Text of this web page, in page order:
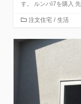
す。 ルンバi7を購入
カ
ゴ
注文住宅 / 生活